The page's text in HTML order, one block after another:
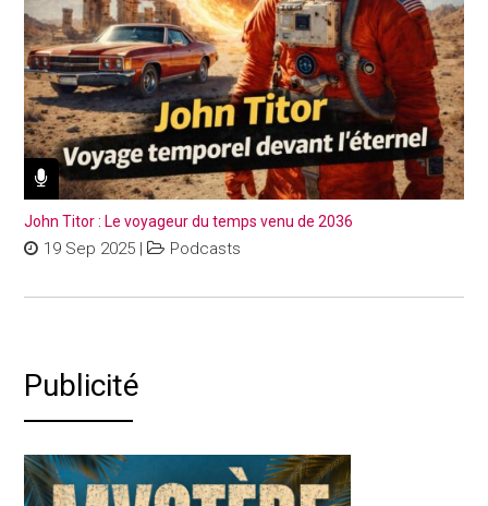
John Titor : Le voyageur du temps venu de 2036
19 Sep 2025 | Podcasts
Publicité